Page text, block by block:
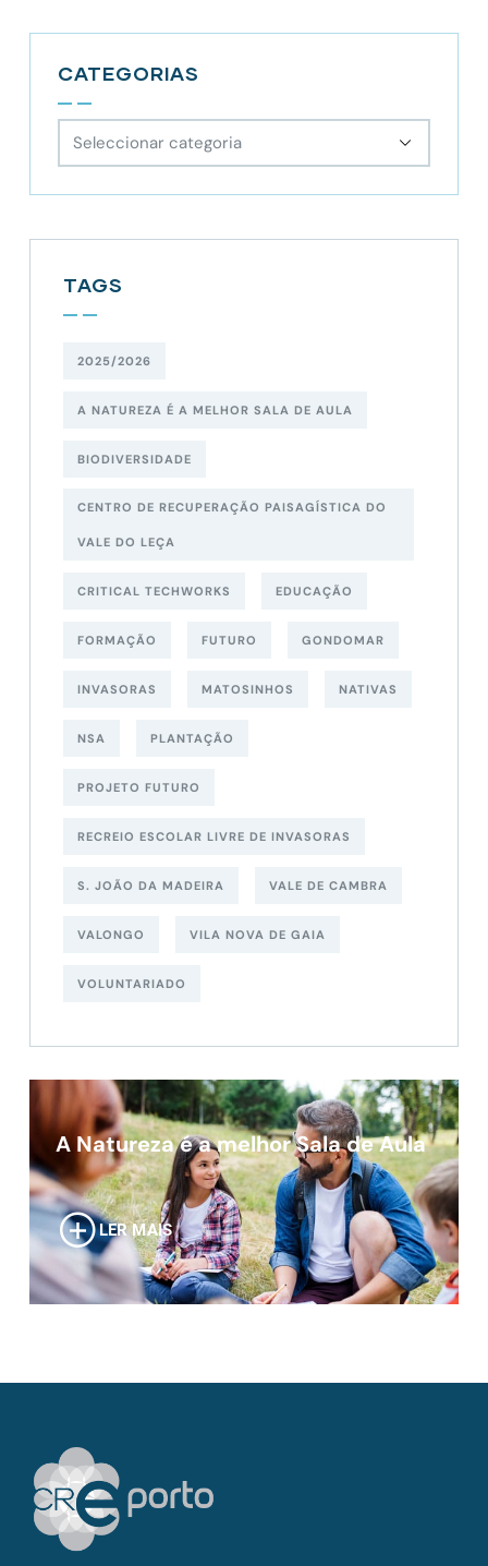
CATEGORIAS
TAGS
2025/2026
A NATUREZA É A MELHOR SALA DE AULA
BIODIVERSIDADE
CENTRO DE RECUPERAÇÃO PAISAGÍSTICA DO
VALE DO LEÇA
CRITICAL TECHWORKS EDUCAÇÃO
FORMAÇÃO FUTURO GONDOMAR
INVASORAS MATOSINHOS NATIVAS
NSA PLANTAÇÃO
PROJETO FUTURO
RECREIO ESCOLAR LIVRE DE INVASORAS
S. JOÃO DA MADEIRA VALE DE CAMBRA
VALONGO VILA NOVA DE GAIA
VOLUNTARIADO
A Natureza é a melhor Sala de Aula
LER MAIS